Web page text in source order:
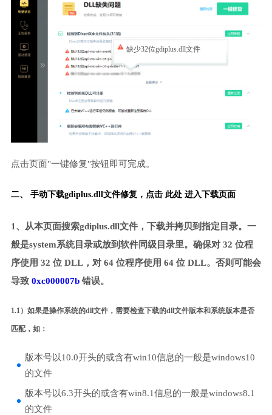
缺少32位gdiplus.dll文件
点击页面"一键修复"按钮即可完成。
二、 手动下载gdiplus.dll文件修复， 点击 此处 进入下载页面
1、从本页面搜索gdiplus.dll文件，下载并拷贝到指定目录。一
般是system系统目录或放到软件同级目录里。确保对 32 位程
序使用 32 位 DLL，对 64 位程序使用 64 位 DLL。否则可能会
导致 0xc000007b错误。
1.1）如果是操作系统的dll文件，需要检查下载的dll文件版本和系统版本是否
匹配，如：
版本号以10.0开头的或含有win10信息的一般是windows10
的文件
版本号以6.3开头的或含有win8.1信息的一般是windows8.1
的文件